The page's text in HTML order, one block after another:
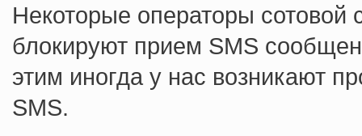
Некоторые операторы сотовой
блокируют прием SMS
этим иногда у нас возникают
SMS.